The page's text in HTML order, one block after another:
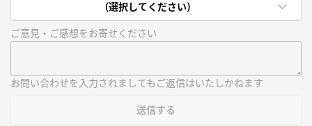
(選択してください)
ご意見・ご感想をお寄せください
お問い合わせを入力されましてもご返信はいたしかねます
送信する